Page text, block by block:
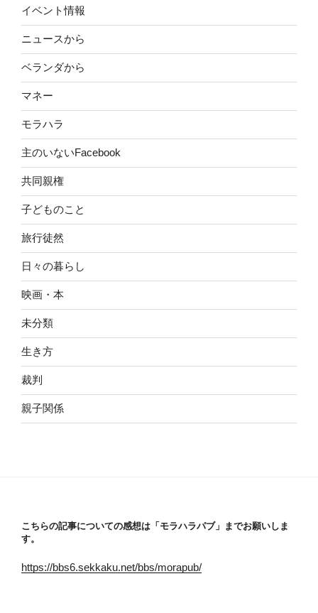
イベント情報
ニュースから
ベランダから
マネー
モラハラ
主のいないFacebook
共同親権
子どものこと
旅行徒然
日々の暮らし
映画・本
未分類
生き方
裁判
親子関係
こちらの記事についての感想は「モラハラパブ」までお願いしま
す。
https://bbs6.sekkaku.net/bbs/morapub/